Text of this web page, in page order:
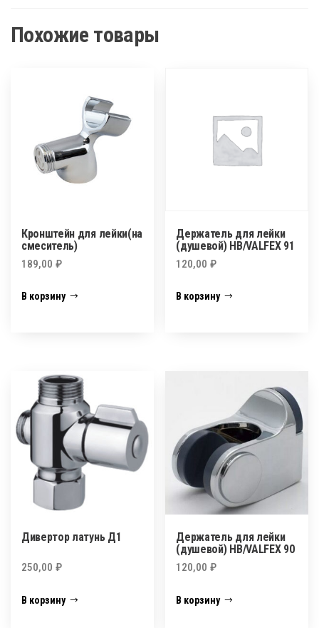
Похожие товары
Кронштейн для лейки(на
смеситель)
189,00 ₽
В корзину
Держатель для лейки
(душевой) НВ/VALFEX 91
120,00₽
В корзину
Дивертор латунь Д1
250,00 ₽
В корзину
Держатель для лейки
(душевой) НВ/VALFEX 90
120,00₽
В корзину